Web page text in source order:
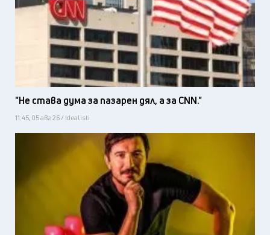
"Не става дума за пазарен дял, а за CNN."
11:45, 05 авг 26 / Idealisti